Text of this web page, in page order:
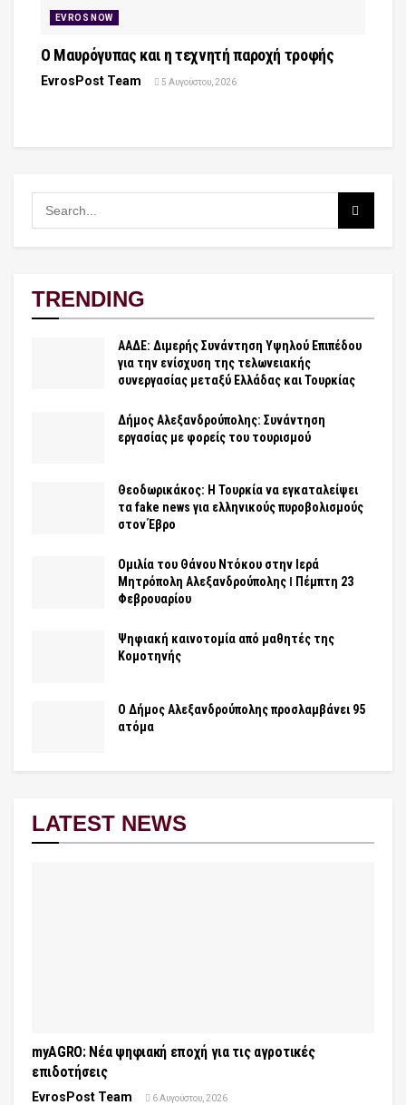
EVROS NOW
Ο Μαυρόγυπας και η τεχνητή παροχή τροφής
EvrosPost Team 5 Αυγούστου, 2026
TRENDING
ΑΑΔΕ: Διμερής Συνάντηση Υψηλού Επιπέδου
για την ενίσχυση της τελωνειακής
συνεργασίας μεταξύ Ελλάδας και Τουρκίας
Δήμος Αλεξανδρούπολης: Συνάντηση
εργασίας με φορείς του τουρισμού
Θεοδωρικάκος: Η Τουρκία να εγκαταλείψει
τα fake news για ελληνικούς πυροβολισμούς
στον Έβρο
Ομιλία του Θάνου Ντόκου στην Ιερά
Μητρόπολη Αλεξανδρούπολης ǀ Πέμπτη 23
Φεβρουαρίου
Ψηφιακή καινοτομία από μαθητές της
Κομοτηνής
Ο Δήμος Αλεξανδρούπολης προσλαμβάνει 95
ατόμα
LATEST NEWS
myAGRO: Νέα ψηφιακή εποχή για τις αγροτικές
επιδοτήσεις
EvrosPost Team 6 Αυγούστου, 2026